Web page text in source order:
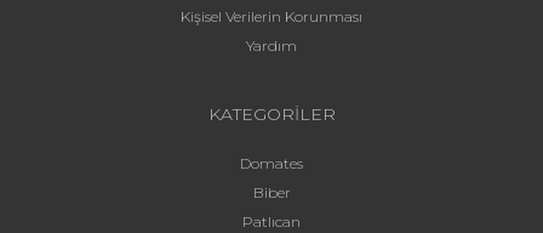
Kişisel Verilerin Korunması
Yardım
KATEGORİLER
Domates
Biber
Patlıcan